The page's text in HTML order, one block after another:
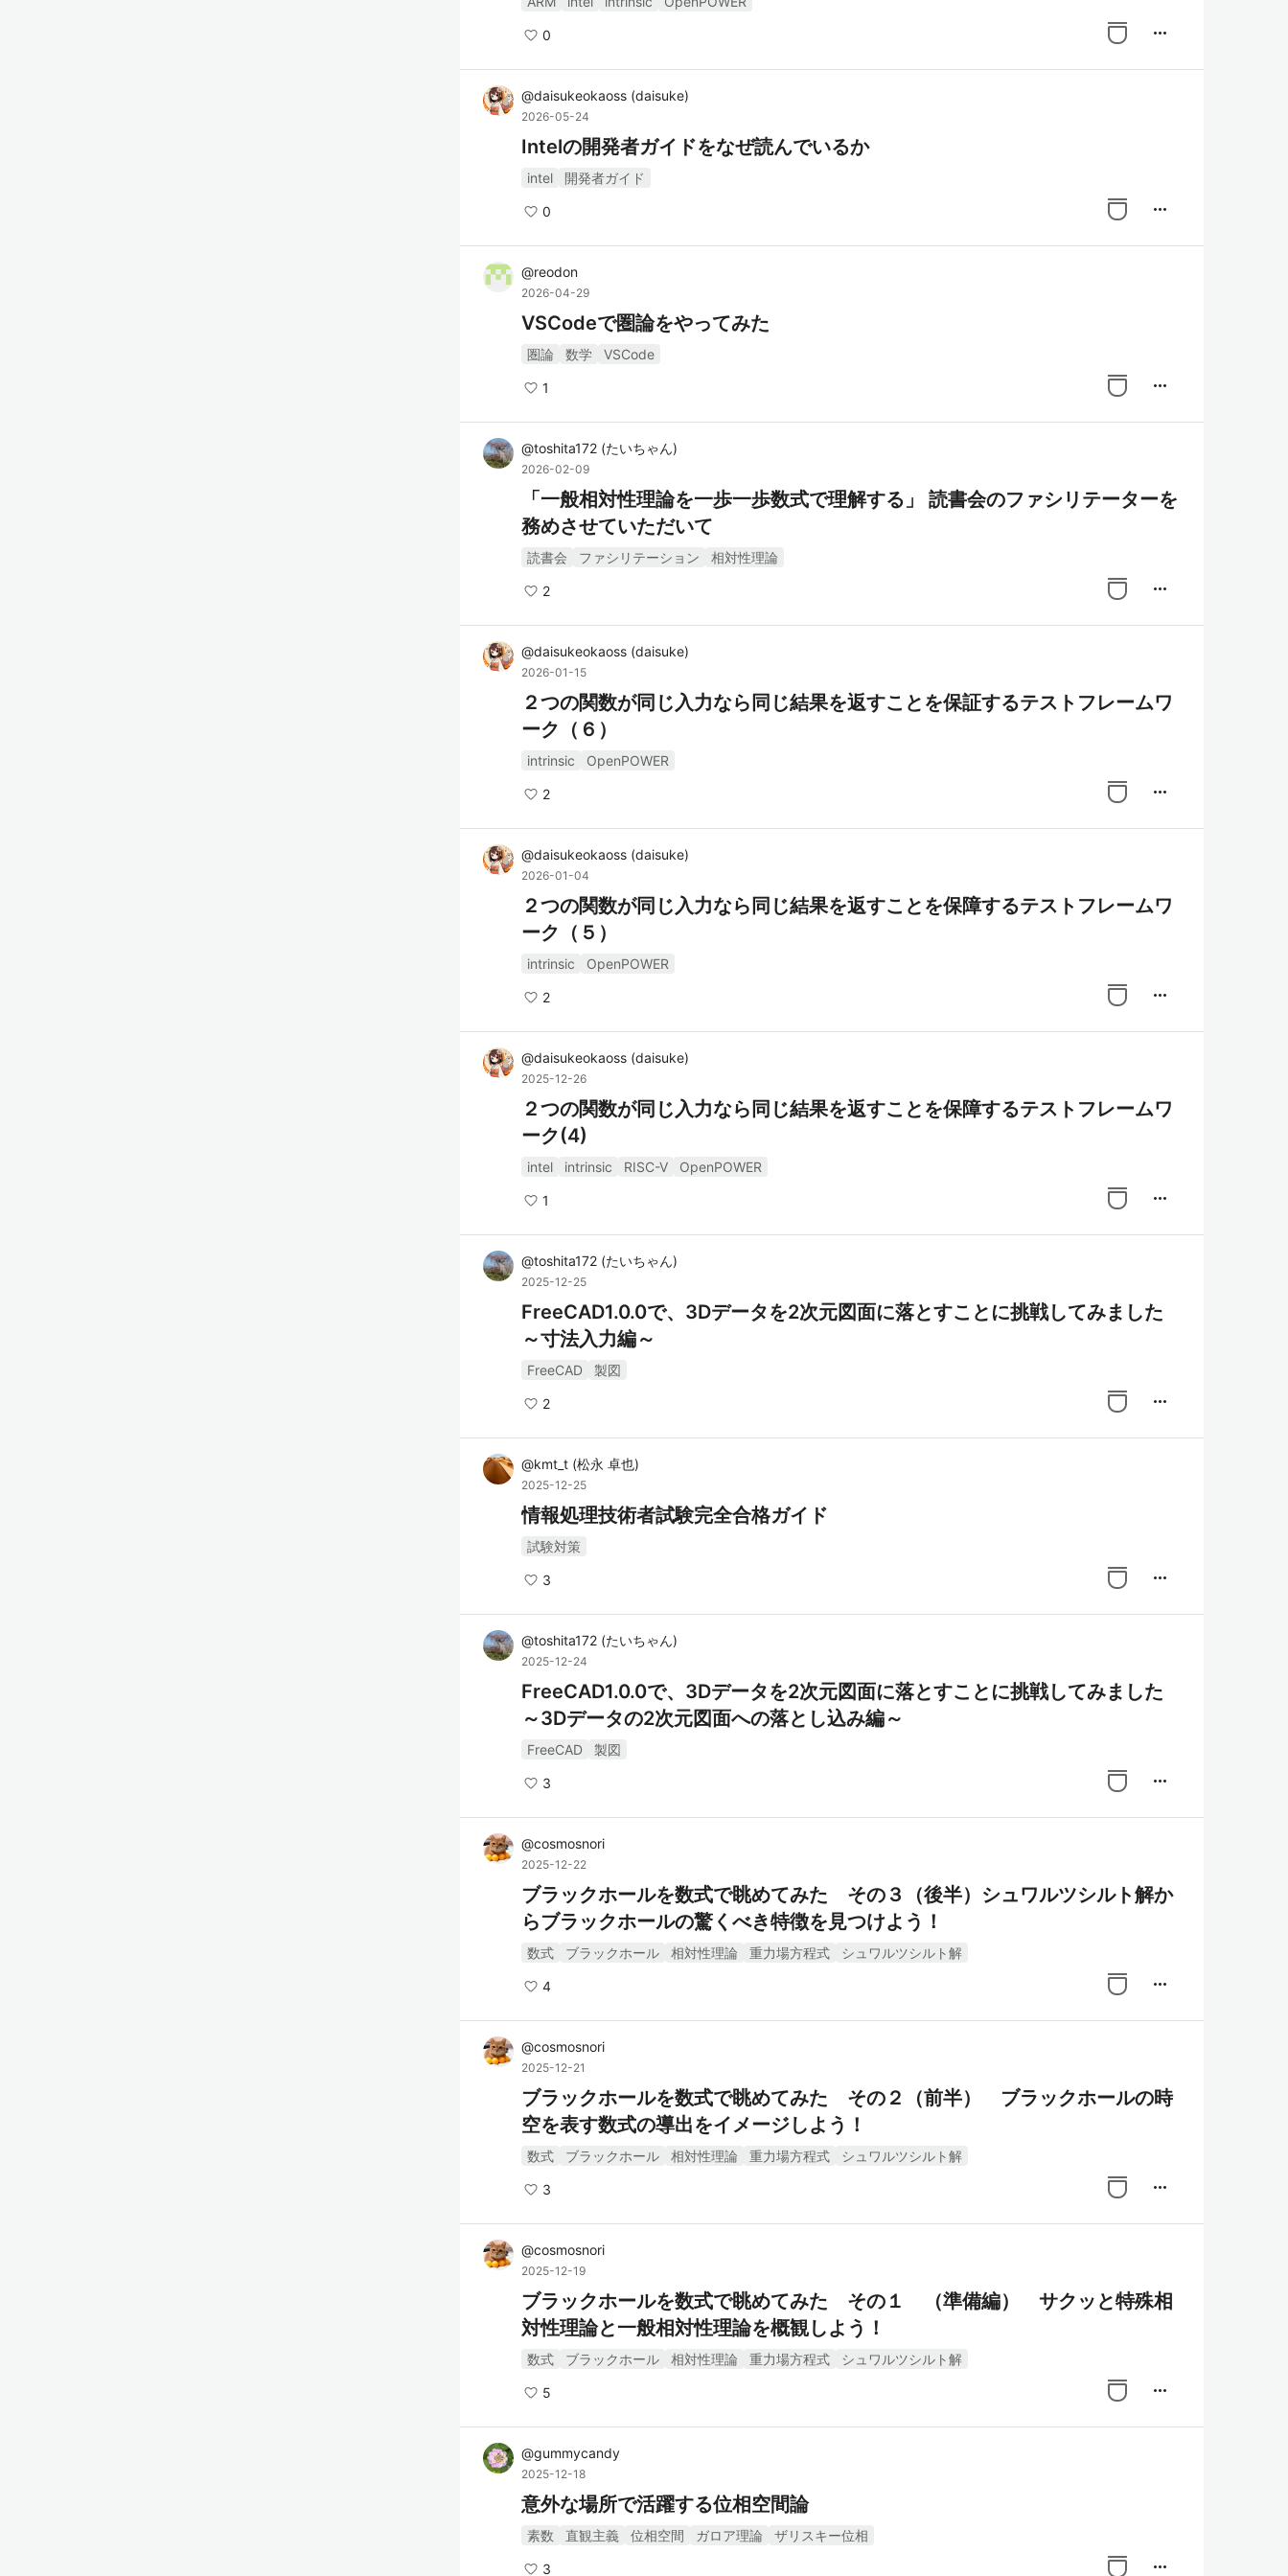
0 more_horiz
@daisukeokaoss (daisuke)
2026-05-24
Intelの開発者ガイドをなぜ読んでいるか
intel 開発者ガイド
0 more_horiz
@reodon
2026-04-29
VSCodeで圏論をやってみた
圏論 数学 VSCode
1 more_horiz
@toshita172 (たいちゃん)
2026-02-09
「一般相対性理論を一歩一歩数式で理解する」 読書会のファシリテーターを
務めさせていただいて
読書会 ファシリテーション 相対性理論
2 more_horiz
@daisukeokaoss (daisuke)
2026-01-15
２つの関数が同じ入力なら同じ結果を返すことを保証するテストフレームワ
ーク（６）
intrinsic OpenPOWER
2 more_horiz
@daisukeokaoss (daisuke)
2026-01-04
２つの関数が同じ入力なら同じ結果を返すことを保障するテストフレームワ
ーク（５）
intrinsic OpenPOWER
2 more_horiz
@daisukeokaoss (daisuke)
2025-12-26
２つの関数が同じ入力なら同じ結果を返すことを保障するテストフレームワ
ーク(4)
intel intrinsic RISC-V OpenPOWER
1 more_horiz
@toshita172 (たいちゃん)
2025-12-25
FreeCAD1.0.0で、3Dデータを2次元図面に落とすことに挑戦してみました
～寸法入力編～
FreeCAD 製図
2 more_horiz
@kmt_t (松永 卓也)
2025-12-25
情報処理技術者試験完全合格ガイド
試験対策
3 more_horiz
@toshita172 (たいちゃん)
2025-12-24
FreeCAD1.0.0で、3Dデータを2次元図面に落とすことに挑戦してみました
～3Dデータの2次元図面への落とし込み編～
FreeCAD 製図
3 more_horiz
@cosmosnori
2025-12-22
ブラックホールを数式で眺めてみた その３（後半）シュワルツシルト解か
らブラックホールの驚くべき特徴を見つけよう！
数式 ブラックホール 相対性理論 重力場方程式 シュワルツシルト解
4 more_horiz
@cosmosnori
2025-12-21
ブラックホールを数式で眺めてみた その２（前半） ブラックホールの時
空を表す数式の導出をイメージしよう！
数式 ブラックホール 相対性理論 重力場方程式 シュワルツシルト解
3 more_horiz
@cosmosnori
2025-12-19
ブラックホールを数式で眺めてみた その１ （準備編） サクッと特殊相
対性理論と一般相対性理論を概観しよう！
数式 ブラックホール 相対性理論 重力場方程式 シュワルツシルト解
5 more_horiz
@gummycandy
2025-12-18
意外な場所で活躍する位相空間論
素数 直観主義 位相空間 ガロア理論 ザリスキー位相
3 more_horiz